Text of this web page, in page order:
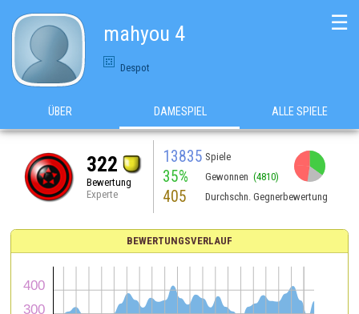
mahyou 4
Despot
☰
ÜBER DAMESPIEL ALLE SPIELE
322
Bewertung
Experte
13835 Spiele
35% Gewonnen (4810)
405 Durchschn. Gegnerbewertung
BEWERTUNGSVERLAUF